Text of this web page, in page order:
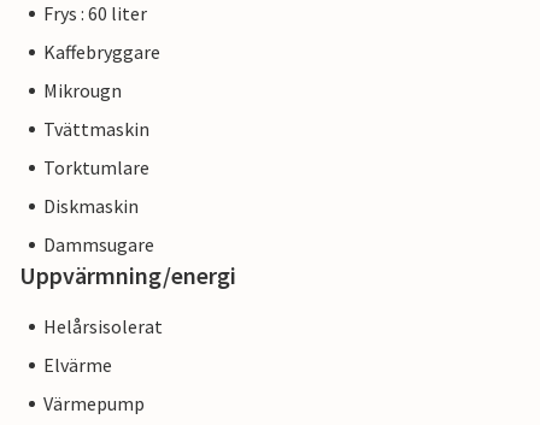
Frys : 60 liter
Kaffebryggare
Mikrougn
Tvättmaskin
Torktumlare
Diskmaskin
Dammsugare
Uppvärmning/energi
Helårsisolerat
Elvärme
Värmepump